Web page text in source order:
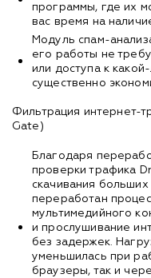
программы, где их
вас время на
Модуль спам-
его работы не
или доступа к
существенно
Фильтрация интернет-
Gate)
Благодаря
проверки трафика
скачивания
переработан
мультимедийного
и прослушивание
без задержек.
уменьшилась при
браузеры, так и